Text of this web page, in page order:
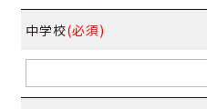
中学校(必須)